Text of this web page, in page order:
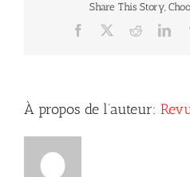
Share This Story,
Facebook Reddit
À propos de l’auteur: